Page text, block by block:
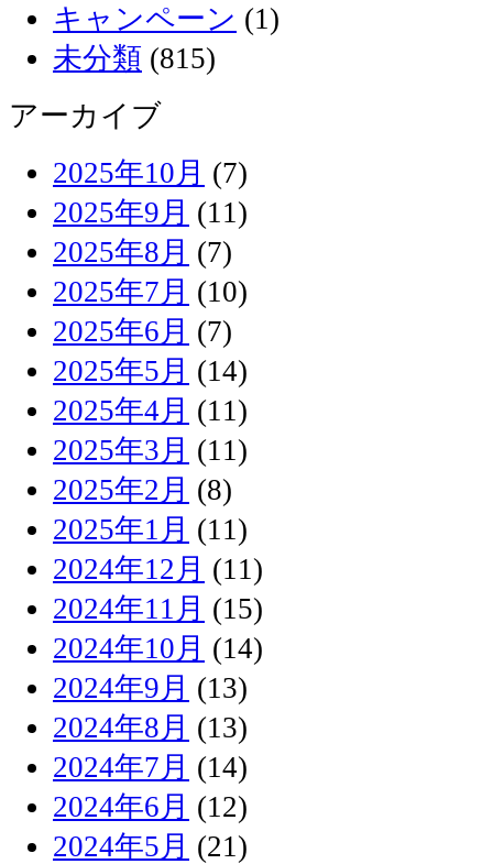
キャンペーン (1)
未分類 (815)
アーカイブ
2025年10月 (7)
2025年9月 (11)
2025年8月 (7)
2025年7月 (10)
2025年6月 (7)
2025年5月 (14)
2025年4月 (11)
2025年3月 (11)
2025年2月 (8)
2025年1月 (11)
2024年12月 (11)
2024年11月 (15)
2024年10月 (14)
2024年9月 (13)
2024年8月 (13)
2024年7月 (14)
2024年6月 (12)
2024年5月 (21)